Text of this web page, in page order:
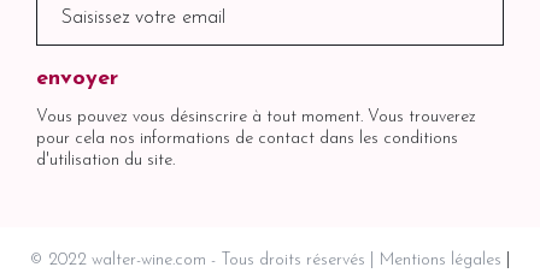
Vous pouvez vous désinscrire à tout moment. Vous trouverez
pour cela nos informations de contact dans les conditions
d'utilisation du site.
© 2022 walter-wine.com - Tous droits réservés
Mentions légales